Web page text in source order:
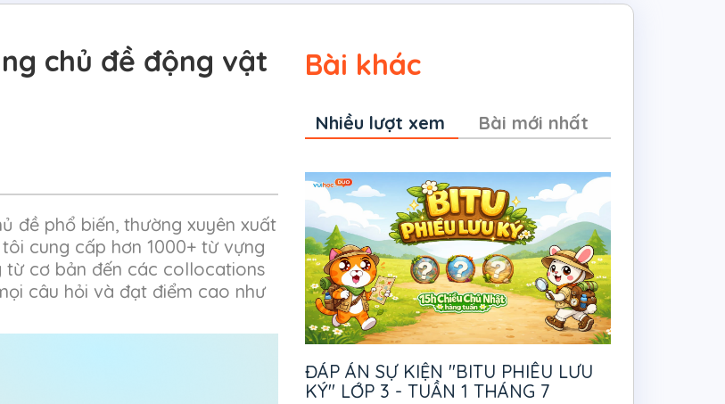
chủ đề động vật
đề phổ biến, thường xuyên xuất
cung cấp hơn 1000+ từ vựng
từ cơ bản đến các collocations
câu hỏi và đạt điểm cao như
Bài khác
Nhiều lượt xem Bài mới nhất
ĐÁP ÁN SỰ KIỆN "BITU PHIÊU LƯU
KÝ" LỚP 3 - TUẦN 1 THÁNG 7